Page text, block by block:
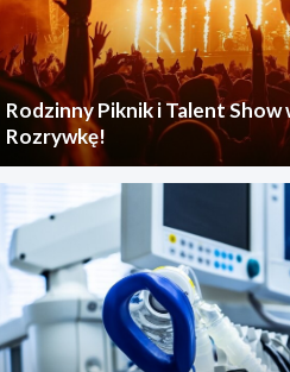
Rodzinny Piknik i Talent Show
Rozrywkę!